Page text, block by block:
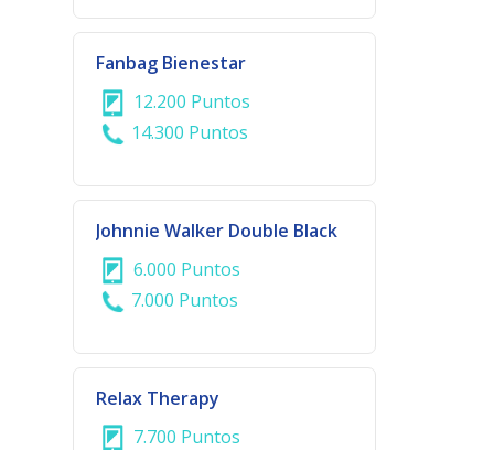
Fanbag Bienestar
12.200 Puntos
14.300 Puntos
Johnnie Walker Double Black
6.000 Puntos
7.000 Puntos
Relax Therapy
7.700 Puntos